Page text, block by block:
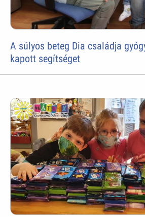
A súlyos beteg Dia családja
kapott segítséget